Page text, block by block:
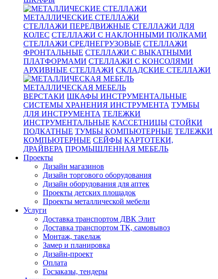
МЕТАЛЛИЧЕСКИЕ СТЕЛЛАЖИ
СТЕЛЛАЖИ ПЕРЕДВИЖНЫЕ СТЕЛЛАЖИ ДЛЯ
КОЛЕС СТЕЛЛАЖИ С НАКЛОННЫМИ ПОЛКАМИ
СТЕЛЛАЖИ СРЕДНЕГРУЗОВЫЕ СТЕЛЛАЖИ
ФРОНТАЛЬНЫЕ СТЕЛЛАЖИ С ВЫКАТНЫМИ
ПЛАТФОРМАМИ СТЕЛЛАЖИ С КОНСОЛЯМИ
АРХИВНЫЕ СТЕЛЛАЖИ СКЛАДСКИЕ СТЕЛЛАЖИ
МЕТАЛЛИЧЕСКАЯ МЕБЕЛЬ
ВЕРСТАКИ ШКАФЫ ИНСТРУМЕНТАЛЬНЫЕ
СИСТЕМЫ ХРАНЕНИЯ ИНСТРУМЕНТА ТУМБЫ
ДЛЯ ИНСТРУМЕНТА ТЕЛЕЖКИ
ИНСТРУМЕНТАЛЬНЫЕ КАССЕТНИЦЫ СТОЙКИ
ПОДКАТНЫЕ ТУМБЫ КОМПЬЮТЕРНЫЕ ТЕЛЕЖКИ
КОМПЬЮТЕРНЫЕ СЕЙФЫ КАРТОТЕКИ,
ДРАЙВЕРА ПРОМЫШЛЕННАЯ МЕБЕЛЬ
Проекты
Дизайн магазинов
Дизайн торгового оборудования
Дизайн оборудования для аптек
Проекты детских площадок
Проекты металлической мебели
Услуги
Доставка транспортом ДВК Элит
Доставка транспортом ТК, самовывоз
Монтаж, такелаж
Замер и планировка
Дизайн-проект
Оплата
Госзаказы, тендеры